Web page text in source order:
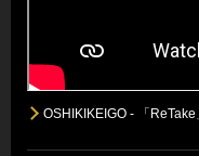
OSHIKIKEIGO - 「